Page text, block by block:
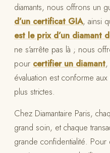
diamants, nous offrons un
d’un certificat GIA, ainsi
est le prix d’un diamant
ne s’arrête pas là ; nous
pour certifier un diamant,
évaluation est conforme
plus strictes.
Chez Diamantaire Paris,
grand soin, et chaque
grande confidentialité.